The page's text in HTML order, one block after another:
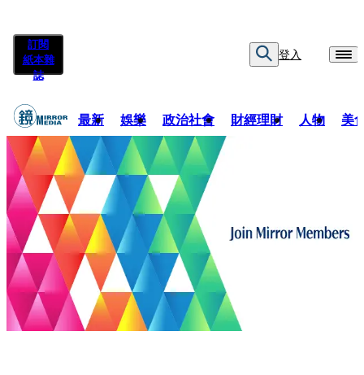
訂閱
紙本雜
誌
登入
最新 娛樂 政治社會 財經理財 人物 美